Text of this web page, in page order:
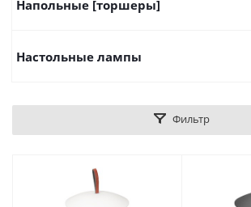
Напольные [торшеры]
Настольные лампы
Фильтр